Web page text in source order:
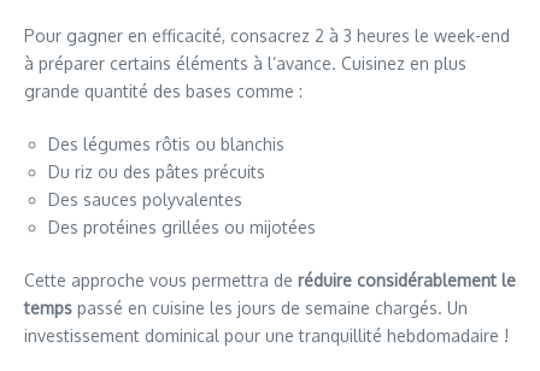
Pour gagner en efficacité, consacrez 2 à 3 heures le week-end
à préparer certains éléments à l’avance. Cuisinez en plus
grande quantité des bases comme :
Des légumes rôtis ou blanchis
Du riz ou des pâtes précuits
Des sauces polyvalentes
Des protéines grillées ou mijotées
Cette approche vous permettra de réduire considérablement le
temps passé en cuisine les jours de semaine chargés. Un
investissement dominical pour une tranquillité hebdomadaire !